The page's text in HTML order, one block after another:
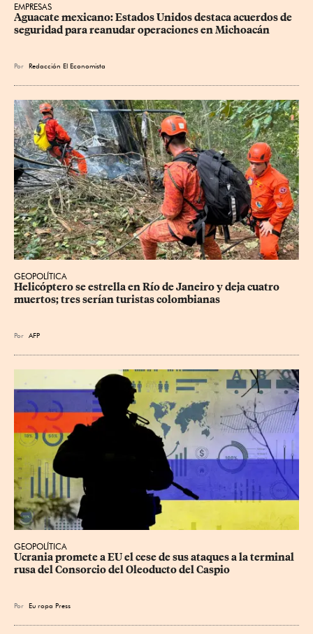
EMPRESAS
Aguacate mexicano: Estados Unidos destaca acuerdos de
seguridad para reanudar operaciones en Michoacán
Por Redacción El Economista
GEOPOLÍTICA
Helicóptero se estrella en Río de Janeiro y deja cuatro
muertos; tres serían turistas colombianas
Por AFP
GEOPOLÍTICA
Ucrania promete a EU el cese de sus ataques a la terminal
rusa del Consorcio del Oleoducto del Caspio
Por Eu ropa Press